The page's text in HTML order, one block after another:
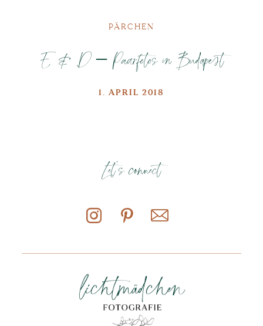
PÄRCHEN
E & D – Paarfotos in Budapest
1. APRIL 2018
Let's connect